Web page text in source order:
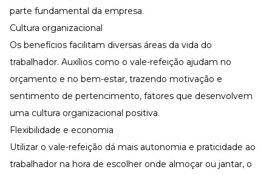
parte fundamental da empresa.
Cultura organizacional
Os benefícios facilitam diversas áreas da vida do
trabalhador. Auxílios como o vale-refeição ajudam no
orçamento e no bem-estar, trazendo motivação e
sentimento de pertencimento, fatores que desenvolvem
uma cultura organizacional positiva.
Flexibilidade e economia
Utilizar o vale-refeição dá mais autonomia e praticidade ao
trabalhador na hora de escolher onde almoçar ou jantar, o